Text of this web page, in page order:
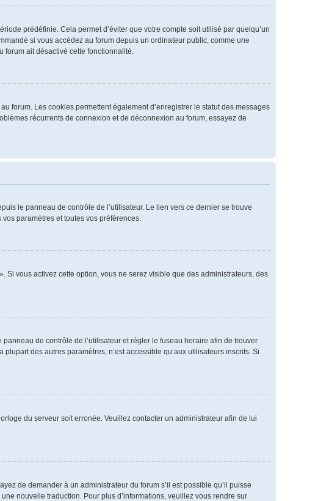
prédéfinie. Cela permet d’éviter que votre compte soit utilisé par quelqu’un
si vous accédez au forum depuis un ordinateur public, comme une
forum ait désactivé cette fonctionnalité.
forum. Les cookies permettent également d’enregistrer le statut des messages
récurrents de connexion et de déconnexion au forum, essayez de
le panneau de contrôle de l’utilisateur. Le lien vers ce dernier se trouve
paramètres et toutes vos préférences.
Si vous activez cette option, vous ne serez visible que des administrateurs, des
de contrôle de l’utilisateur et régler le fuseau horaire afin de trouver
des autres paramètres, n’est accessible qu’aux utilisateurs inscrits. Si
du serveur soit erronée. Veuillez contacter un administrateur afin de lui
de demander à un administrateur du forum s’il est possible qu’il puisse
nouvelle traduction. Pour plus d’informations, veuillez vous rendre sur